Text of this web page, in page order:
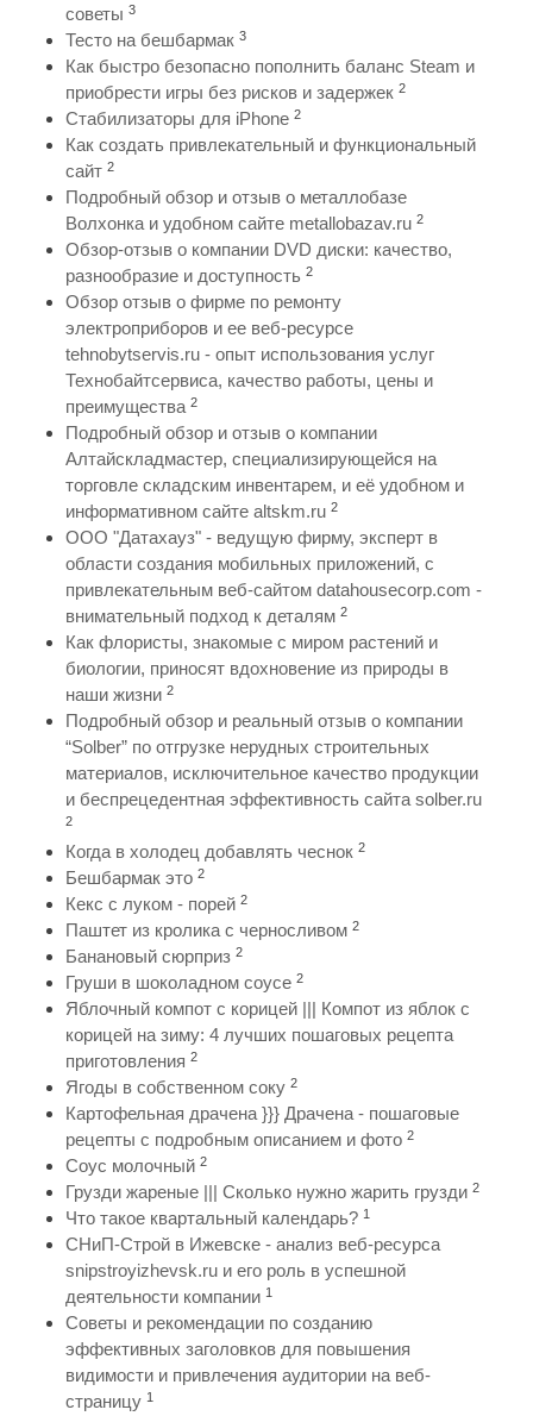
советы 3
Тесто на бешбармак 3
Как быстро безопасно пополнить баланс Steam и
приобрести игры без рисков и задержек 2
Стабилизаторы для iPhone 2
Как создать привлекательный и функциональный
сайт 2
Подробный обзор и отзыв о металлобазе
Волхонка и удобном сайте metallobazav.ru 2
Обзор-отзыв о компании DVD диски: качество,
разнообразие и доступность 2
Обзор отзыв о фирме по ремонту
электроприборов и ее веб-ресурсе
tehnobytservis.ru - опыт использования услуг
Технобайтсервиса, качество работы, цены и
преимущества 2
Подробный обзор и отзыв о компании
Алтайскладмастер, специализирующейся на
торговле складским инвентарем, и её удобном и
информативном сайте altskm.ru 2
ООО "Датахауз" - ведущую фирму, эксперт в
области создания мобильных приложений, с
привлекательным веб-сайтом datahousecorp.com -
внимательный подход к деталям 2
Как флористы, знакомые с миром растений и
биологии, приносят вдохновение из природы в
наши жизни 2
Подробный обзор и реальный отзыв о компании
“Solber” по отгрузке нерудных строительных
материалов, исключительное качество продукции
и беспрецедентная эффективность сайта solber.ru
2
Когда в холодец добавлять чеснок 2
Бешбармак это 2
Кекс с луком - порей 2
Паштет из кролика с черносливом 2
Банановый сюрприз 2
Груши в шоколадном соусе 2
Яблочный компот с корицей ||| Компот из яблок с
корицей на зиму: 4 лучших пошаговых рецепта
приготовления 2
Ягоды в собственном соку 2
Картофельная драчена }}} Драчена - пошаговые
рецепты с подробным описанием и фото 2
Соус молочный 2
Грузди жареные ||| Сколько нужно жарить грузди 2
Что такое квартальный календарь? 1
СНиП-Строй в Ижевске - анализ веб-ресурса
snipstroyizhevsk.ru и его роль в успешной
деятельности компании 1
Советы и рекомендации по созданию
эффективных заголовков для повышения
видимости и привлечения аудитории на веб-
страницу 1